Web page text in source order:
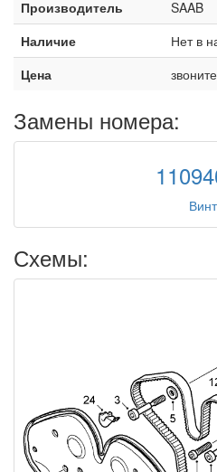
Производитель
SAAB
Наличие
Нет в
Цена
Замены номера:
Винт
Схемы: